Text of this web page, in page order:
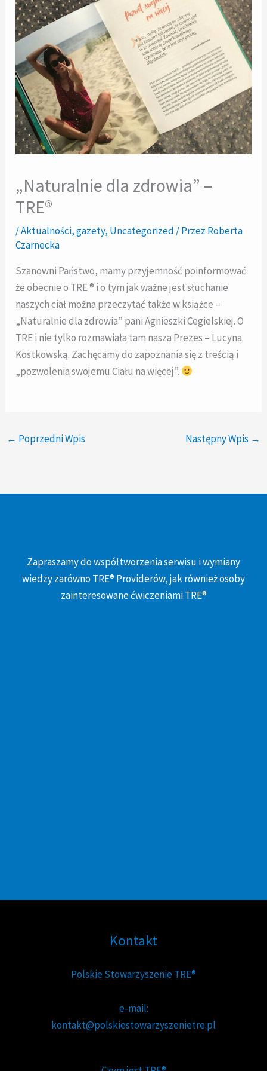
„Naturalnie dla zdrowia” –
TRE®
/Aktualności,gazety, Uncategorized / Przez Roberta
Czarnecka
Szanowni Państwo, mamy przyjemność poinformować
że obecnie o TRE ® i o tym jak ważne jest słuchanie
naszych ciał można przeczytać także w książce –
„Naturalnie dla zdrowia” pani Agnieszki Cegielskiej. O
TRE i nie tylko rozmawiała tam nasza Prezes – Lucyna
Kostkowską. Zachęcamy do zapoznania się z treścią i
„pozwolenia swojemu Ciału na więcej”.
← Poprzedni Wpis Następny Wpis →
Zapraszamy do współtworzenia serwisu i wymiany
wiedzy zarówno TRE® Providerów, jak również osoby
zainteresowane ćwiczeniami TRE®
Kontakt
Polskie Stowarzyszenie TRE®
e-mail:
kontakt@polskiestowarzyszenietre.pl